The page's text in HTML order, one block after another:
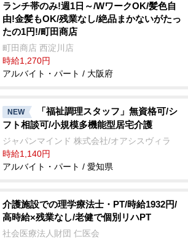
ランチ帯のみ!週1日～/WワークOK/髪色自
由!金髪もOK/残業なし/絶品まかないがたっ
たの1円!/町田商店
町田商店 西淀川店
時給1,270円
アルバイト・パート / 大阪府
NEW
「福祉調理スタッフ」無資格可/シ
フト相談可/小規模多機能型居宅介護
ジャパンマインド 株式会社/オアシスヴィラ
時給1,140円
アルバイト・パート / 愛知県
介護施設での理学療法士・PT/時給1932円/
高時給×残業なし/老健で個別リハPT
社会医療法人財団 仁医会